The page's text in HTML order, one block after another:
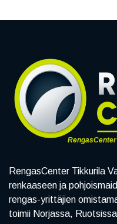
RengasCenter Tikkurila
renkaaseen ja
rengas-yrittäjien
toimii Norjassa,